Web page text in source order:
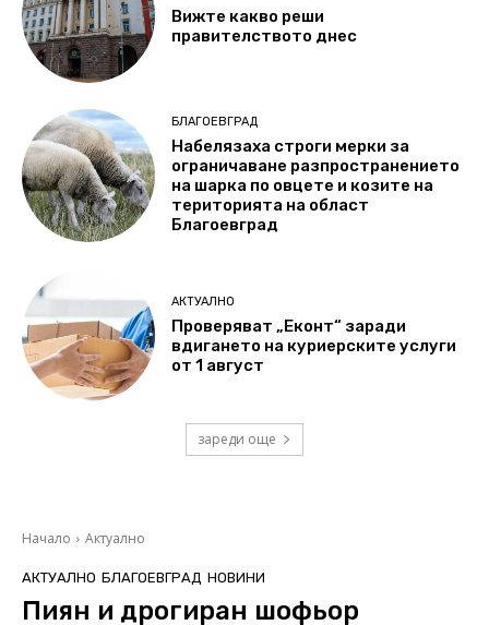
Вижте какво реши
правителството днес
БЛАГОЕВГРАД
Набелязаха строги мерки за
ограничаване разпространението
на шарка по овцете и козите на
територията на област
Благоевград
АКТУАЛНО
Проверяват „Еконт“ заради
вдигането на куриерските услуги
от 1 август
зареди още